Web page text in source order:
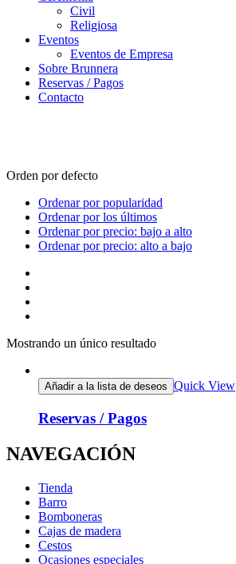
Civil
Religiosa
Eventos
Eventos de Empresa
Sobre Brunnera
Reservas / Pagos
Contacto
Orden por defecto
Ordenar por popularidad
Ordenar por los últimos
Ordenar por precio: bajo a alto
Ordenar por precio: alto a bajo
Mostrando un único resultado
Añadir a la lista de deseos Quick View
Reservas / Pagos
NAVEGACIÓN
Tienda
Barro
Bomboneras
Cajas de madera
Cestos
Ocasiones especiales